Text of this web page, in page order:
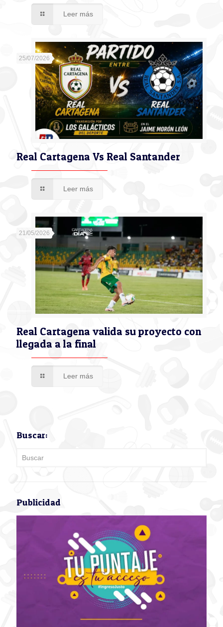
Leer más
25/07/2026
Real Cartagena Vs Real Santander
Leer más
21/05/2026
Real Cartagena valida su proyecto con
llegada a la final
Leer más
Buscar:
Publicidad